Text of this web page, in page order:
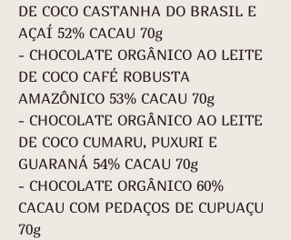
DE COCO CASTANHA DO BRASIL E
AÇAÍ 52% CACAU 70g
- CHOCOLATE ORGÂNICO AO LEITE
DE COCO CAFÉ ROBUSTA
AMAZÔNICO 53% CACAU 70g
- CHOCOLATE ORGÂNICO AO LEITE
DE COCO CUMARU, PUXURI E
GUARANÁ 54% CACAU 70g
- CHOCOLATE ORGÂNICO 60%
CACAU COM PEDAÇOS DE CUPUAÇU
70g